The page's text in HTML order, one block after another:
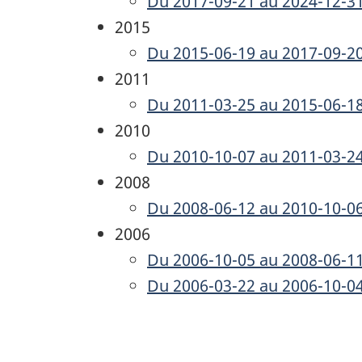
2015
Du 2015-06-19 au 2017-09-
2011
Du 2011-03-25 au 2015-06-
2010
Du 2010-10-07 au 2011-03-
2008
Du 2008-06-12 au 2010-10-
2006
Du 2006-10-05 au 2008-06-11
Du 2006-03-22 au 2006-10-